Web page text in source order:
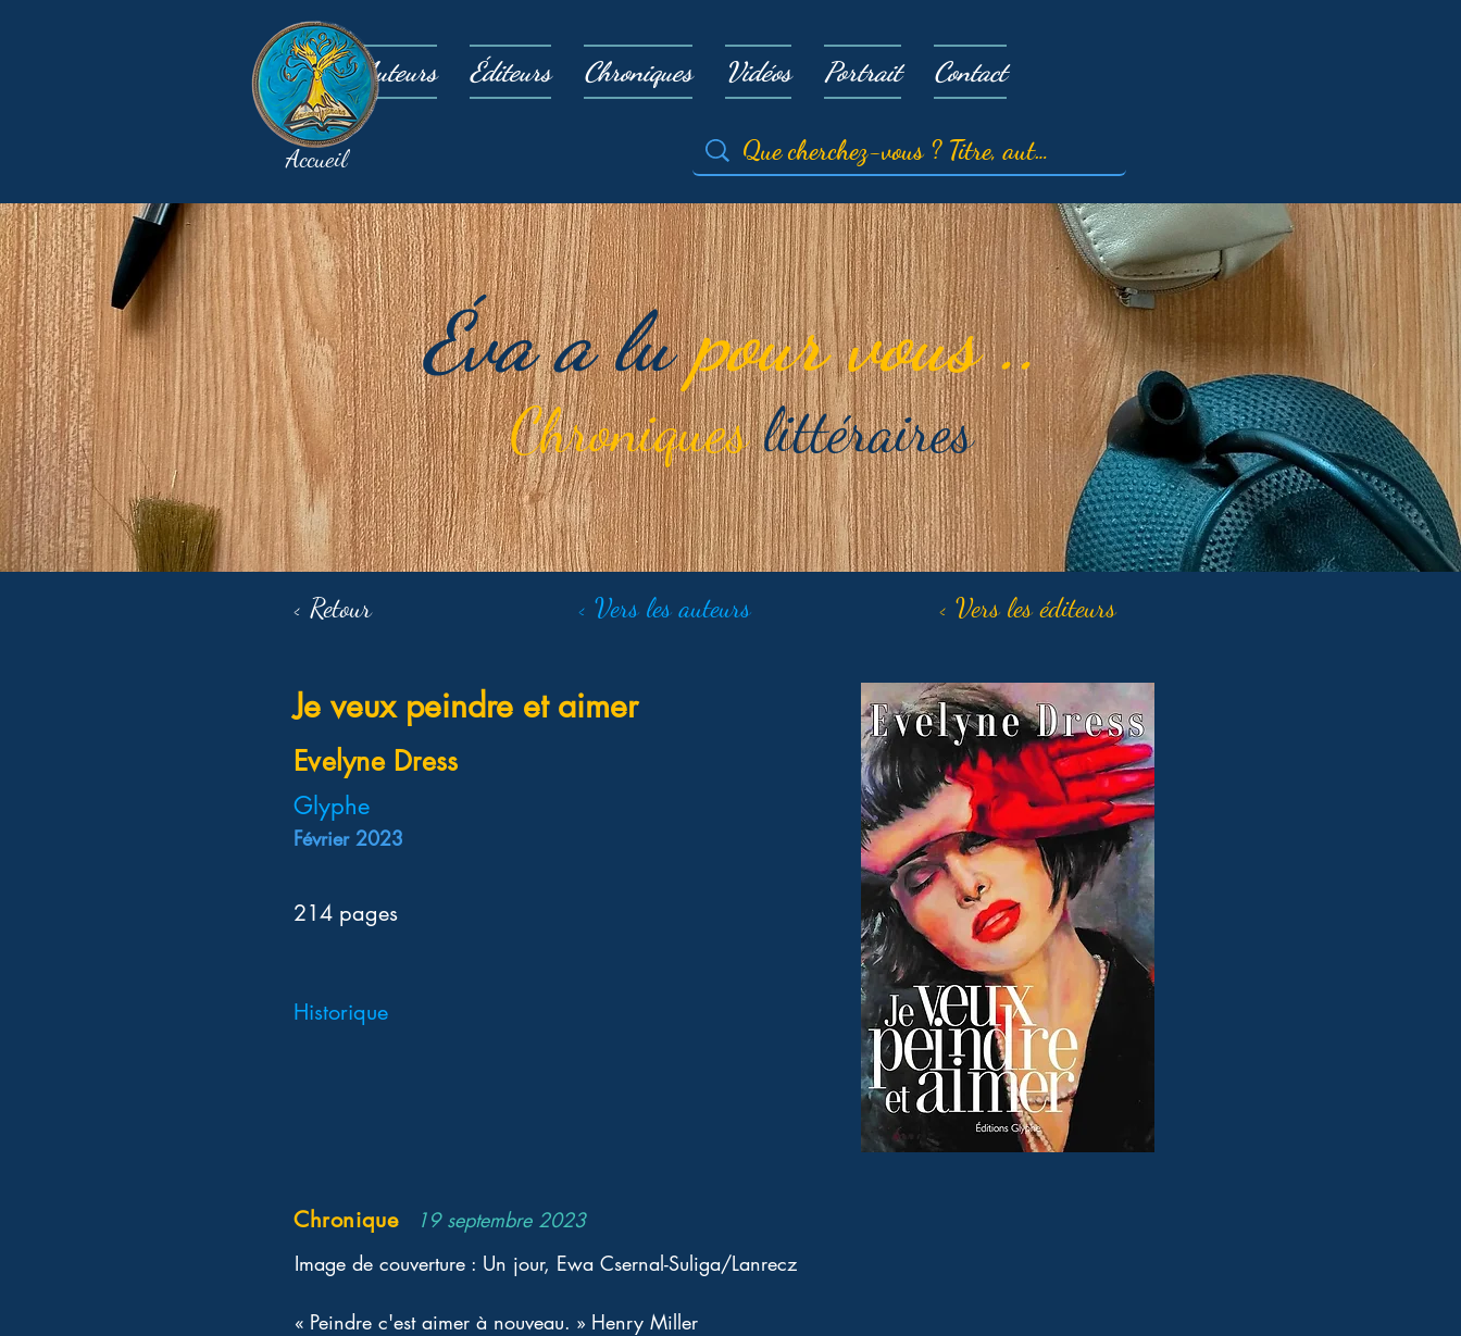
Auteurs Éditeurs Chroniques Vidéos Portrait Contact
Accueil
Éva a lupour vous ..
Chroniqueslittéraires
Je veux peindre et aimer
Evelyne Dress
Glyphe
Février 2023
214 pages
Historique
Chronique
19 septembre 2023
Image de couverture : Un jour, Ewa Csernal-Suliga/Lanrecz
« Peindre c'est aimer à nouveau. » Henry Miller
< Retour < Vers les auteurs < Vers les éditeurs